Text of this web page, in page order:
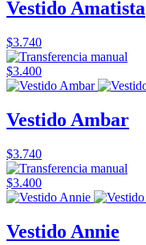
Vestido Amatista
$3.740
$3.400
Vestido Ambar
$3.740
$3.400
Vestido Annie